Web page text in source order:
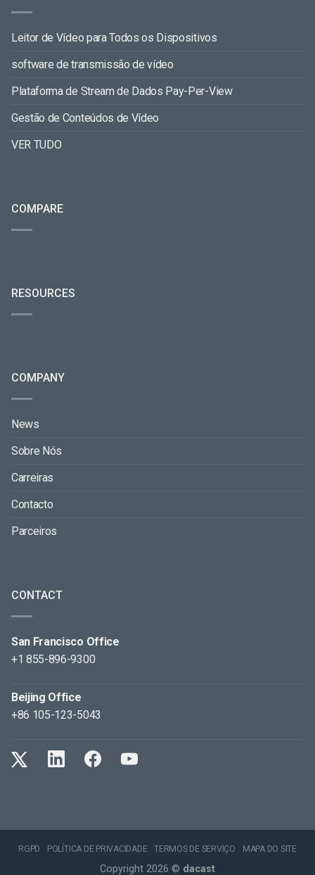
Leitor de Vídeo para Todos os Dispositivos
software de transmissão de vídeo
Plataforma de Stream de Dados Pay-Per-View
Gestão de Conteúdos de Vídeo
VER TUDO
COMPARE
RESOURCES
COMPANY
News
Sobre Nós
Carreiras
Contacto
Parceiros
CONTACT
San Francisco Office
+1 855-896-9300
Beijing Office
+86 105-123-5043
RGPD POLÍTICA DE PRIVACIDADE TERMOS DE SERVIÇO MAPA DO SITE
Copyright 2026 © dacast